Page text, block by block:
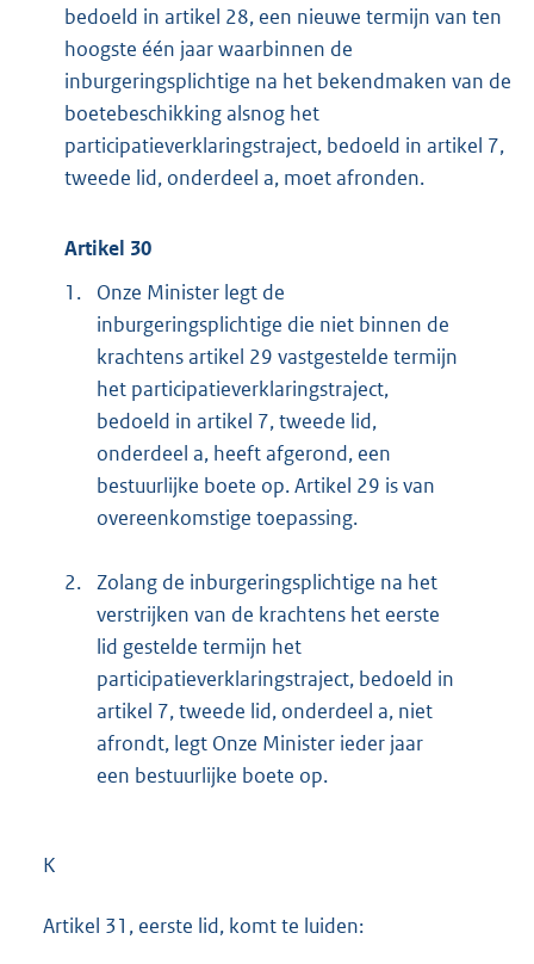
bedoeld in artikel 28, een nieuwe termijn van ten
hoogste één jaar waarbinnen de
inburgeringsplichtige na het bekendmaken van de
boetebeschikking alsnog het
participatieverklaringstraject, bedoeld in artikel 7,
tweede lid, onderdeel a, moet afronden.
Artikel 30
1.
Onze Minister legt de
inburgeringsplichtige die niet binnen de
krachtens artikel 29 vastgestelde termijn
het participatieverklaringstraject,
bedoeld in artikel 7, tweede lid,
onderdeel a, heeft afgerond, een
bestuurlijke boete op. Artikel 29 is van
overeenkomstige toepassing.
2. Zolang de inburgeringsplichtige na het
verstrijken van de krachtens het eerste
lid gestelde termijn het
participatieverklaringstraject, bedoeld in
artikel 7, tweede lid, onderdeel a, niet
afrondt, legt Onze Minister ieder jaar
een bestuurlijke boete op.
K
Artikel 31, eerste lid, komt te luiden: